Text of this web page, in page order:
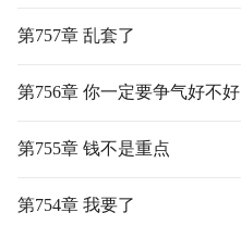
第757章 乱套了
第756章 你一定要争气好不好
第755章 钱不是重点
第754章 我要了